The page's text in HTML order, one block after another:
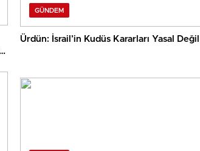
GÜNDEM
Ürdün: İsrail’in Kudüs Kararları Yasal Değil